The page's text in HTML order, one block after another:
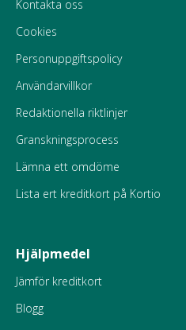
Kontakta oss
Cookies
Personuppgiftspolicy
Användarvillkor
Redaktionella riktlinjer
Granskningsprocess
Lämna ett omdöme
Lista ert kreditkort på Kortio
Hjälpmedel
Jämför kreditkort
Blogg